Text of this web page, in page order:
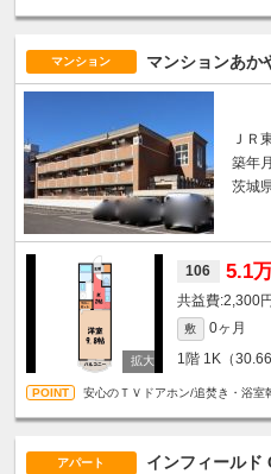
マンション マンションあか
ＪＲ
築年
茨城
106 5.1
2,300
敷 0ヶ月
1階 1K（
安心のＴＶドアホン/追焚き・浴室
アパート インフィールド